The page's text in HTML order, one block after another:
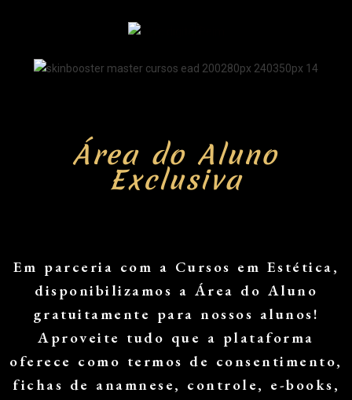
Área do Aluno
Exclusiva
Em parceria com a Cursos em Estética,
disponibilizamos a Área do Aluno
gratuitamente para nossos alunos!
Aproveite tudo que a plataforma
oferece como termos de consentimento,
fichas de anamnese, controle, e-books,